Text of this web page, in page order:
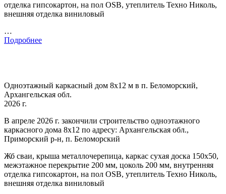
отделка гипсокартон, на пол OSB, утеплитель Техно Николь,
внешняя отделка виниловый
…
Подробнее
Одноэтажный каркасный дом 8х12 м в п. Беломорский,
Архангельская обл.
2026 г.
В апреле 2026 г. закончили строительство одноэтажного
каркасного дома 8х12 по адресу: Архангельская обл.,
Приморский р-н, п. Беломорский
Жб сваи, крыша металлочерепица, каркас сухая доска 150х50,
межэтажное перекрытие 200 мм, цоколь 200 мм, внутренняя
отделка гипсокартон, на пол OSB, утеплитель Техно Николь,
внешняя отделка виниловый